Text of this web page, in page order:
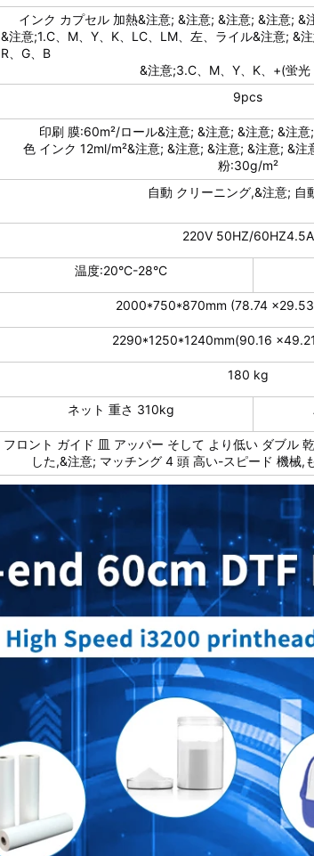
インク カプセル 加熱&注意; &注意; &注意; &注意; &
&注意;1.C、M、Y、K、LC、LM、左、ライル&注意; &
R、G、B
&注意;3.C、M、Y、K、+(蛍
9pcs
印刷 膜:60m²/ロール&注意; &注意; &注意; &注
色 インク 12ml/m²&注意; &注意; &注意; &注意; &注
粉:30g/m²
自動 クリーニング,&注意; 自
220V 50HZ/60HZ4.5A
温度:20°C-28°C
2000*750*870mm (78.74
2290*1250*1240mm(90.16
180 kg
ネット 重さ 310kg
フロント ガイド 皿 アッパー そして より低い ダブル
した,&注意; マッチング 4 頭 高い-スピード 機械,